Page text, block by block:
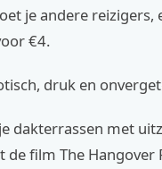
je andere reizigers,
€4.
druk en
dakterrassen met
de film The